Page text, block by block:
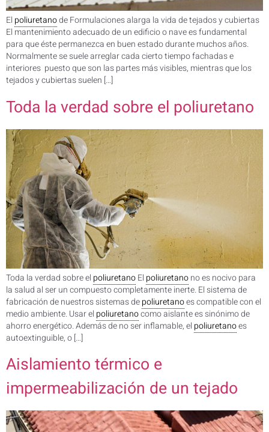
El poliuretanode Formulaciones alarga la vida de tejados y cubiertas
El mantenimiento adecuado de un edificio o nave es fundamental
para que éste permanezca en buen estado durante muchos años.
Normalmente se suele arreglar cada cierto tiempo fachadas e
interiores puesto que son las partes más visibles, mientras que los
tejados y cubiertas suelen […]
Toda la verdad sobre el poliuretano
Toda la verdad sobre el poliuretanoEl poliuretanono es nocivo para
la salud al ser un compuesto completamente inerte. El sistema de
fabricación de nuestros sistemas depoliuretanoes compatible con el
medio ambiente. Usar el poliuretanocomo aislante es sinónimo de
ahorro energético. Además de no ser inflamable, el poliuretanoes
autoextinguible, o […]
Aislamiento térmico e
impermeabilización de un tejado